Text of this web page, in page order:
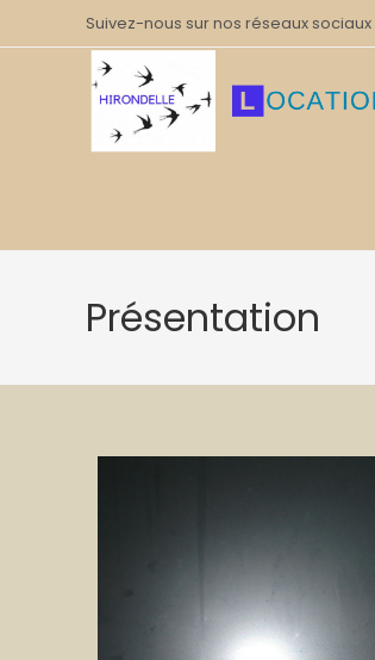
Suivez-nous sur nos réseaux sociaux
Présentation